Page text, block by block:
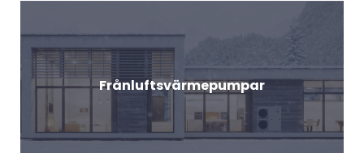
Frånluftsvärmepumpar